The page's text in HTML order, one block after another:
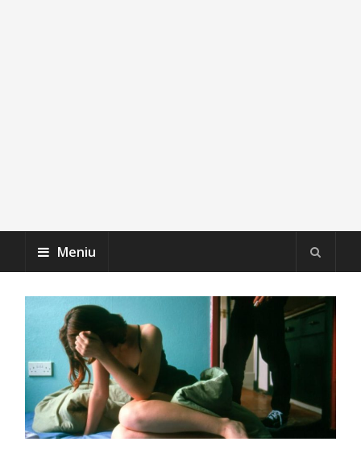
Meniu